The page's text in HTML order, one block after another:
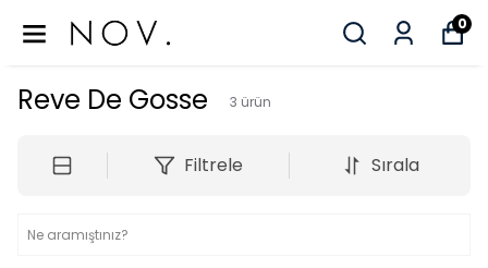
0
Reve De Gosse 3 ürün
Filtrele Sırala